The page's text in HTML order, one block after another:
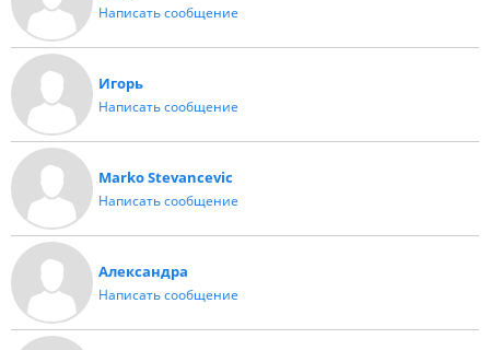
Написать сообщение
Игорь
Написать сообщение
Marko Stevancevic
Написать сообщение
Александра
Написать сообщение